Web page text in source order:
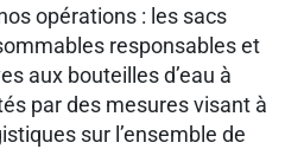
opérations : les sacs
responsables et
aux bouteilles d’eau à
par des mesures visant à
sur l’ensemble de